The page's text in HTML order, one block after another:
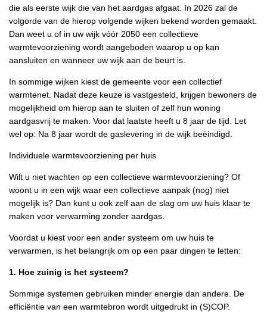
die als eerste wijk die van het aardgas afgaat. In 2026 zal de
volgorde van de hierop volgende wijken bekend worden gemaakt.
Dan weet u of in uw wijk vóór 2050 een collectieve
warmtevoorziening wordt aangeboden waarop u op kan
aansluiten en wanneer uw wijk aan de beurt is.
In sommige wijken kiest de gemeente voor een collectief
warmtenet. Nadat deze keuze is vastgesteld, krijgen bewoners de
mogelijkheid om hierop aan te sluiten of zelf hun woning
aardgasvrij te maken. Voor dat laatste heeft u 8 jaar de tijd. Let
wel op: Na 8 jaar wordt de gaslevering in de wijk beëindigd.
Individuele warmtevoorziening per huis
Wilt u niet wachten op een collectieve warmtevoorziening? Of
woont u in een wijk waar een collectieve aanpak (nog) niet
mogelijk is? Dan kunt u ook zelf aan de slag om uw huis klaar te
maken voor verwarming zonder aardgas.
Voordat u kiest voor een ander systeem om uw huis te
verwarmen, is het belangrijk om op een paar dingen te letten:
1. Hoe zuinig is het systeem?
Sommige systemen gebruiken minder energie dan andere. De
efficiëntie van een warmtebron wordt uitgedrukt in (S)COP.